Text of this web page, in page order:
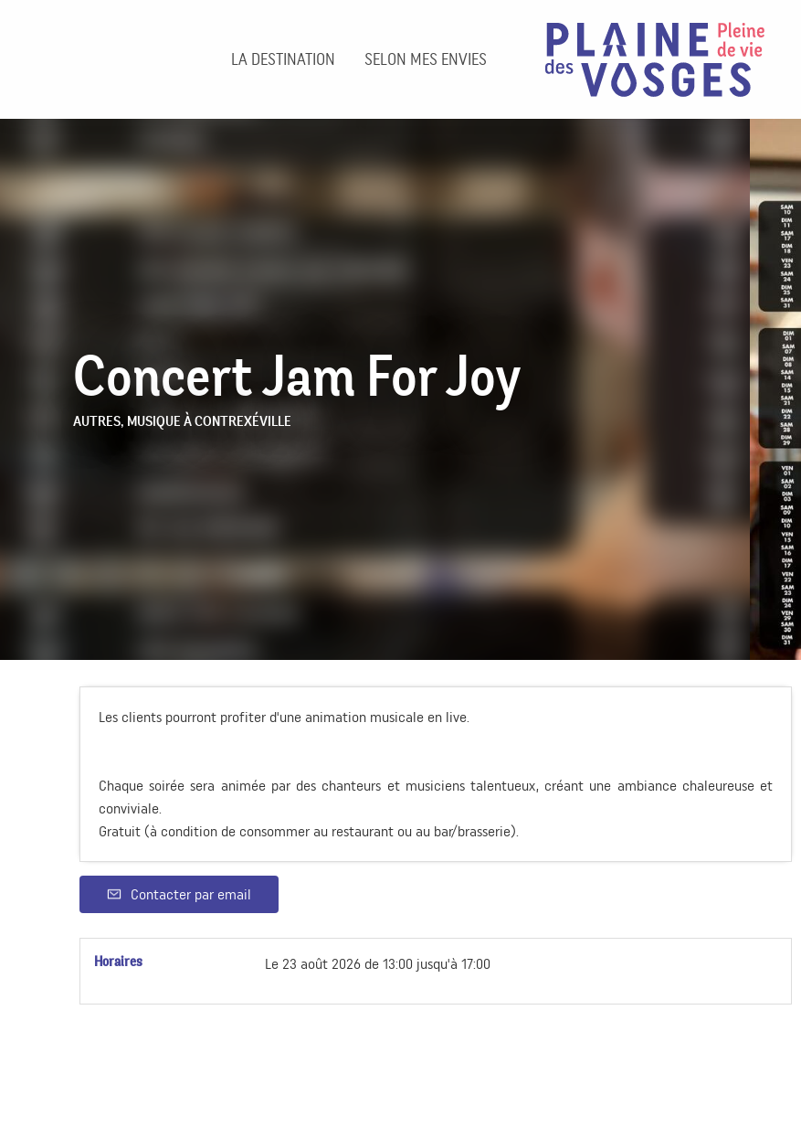
LA DESTINATION SELON MES ENVIES
Concert Jam For Joy
AUTRES, MUSIQUE À CONTREXÉVILLE
Les clients pourront profiter d'une animation musicale en live.
Chaque soirée sera animée par des chanteurs et musiciens talentueux, créant une ambiance chaleureuse et
conviviale.
Gratuit (à condition de consommer au restaurant ou au bar/brasserie).
Contacter par email
Horaires Le 23 août 2026 de 13:00 jusqu'à 17:00